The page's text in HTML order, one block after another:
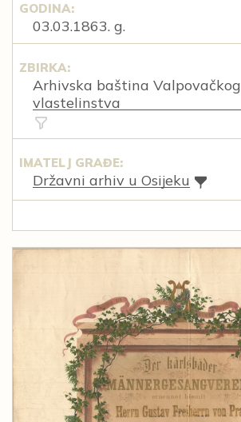
GODINA:
03.03.1863. g.
ZBIRKA:
Arhivska baština Valpovačkog
vlastelinstva
IMATELJ GRAĐE:
Državni arhiv u Osijeku